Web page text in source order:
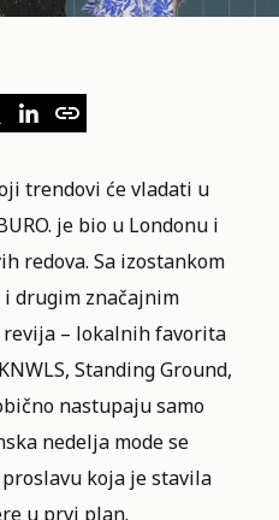
trendovi će vladati u
je bio u Londonu i
redova. Sa izostankom
i drugim značajnim
revija – lokalnih favorita
Standing Ground,
nastupaju samo
nedelja mode se
koja je stavila
u prvi plan.